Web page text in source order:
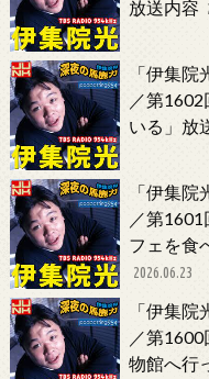
放送内容
「伊集
／第
いる」放
「伊集
／第
フェを食
2026.06.23
「伊集
／第
物館へ行